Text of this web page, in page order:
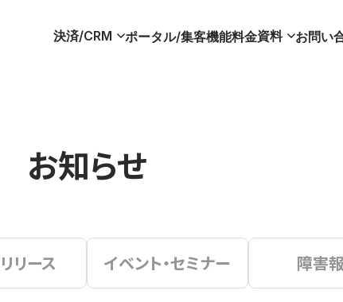
決済/CRM ポータル/集客機能料金資料 お問い
お知らせ
リース イベント・セミナー 障害